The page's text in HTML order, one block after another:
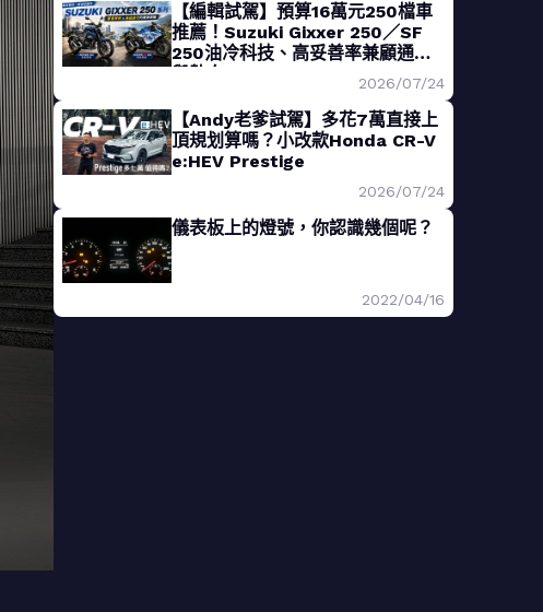
【編輯試駕】預算16萬元250檔車
推薦！Suzuki Gixxer 250／SF
250油冷科技、高妥善率兼顧通勤
與熱血
2026/07/24
【Andy老爹試駕】多花7萬直接上
頂規划算嗎？小改款Honda CR-V
e:HEV Prestige
2026/07/24
儀表板上的燈號，你認識幾個呢？
2022/04/16